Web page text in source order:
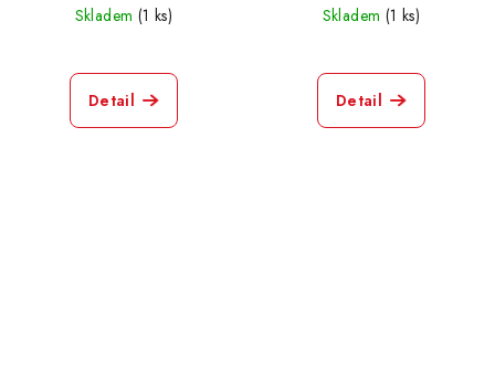
Skladem (1 ks)
Detail
Skladem (1 ks)
Detail